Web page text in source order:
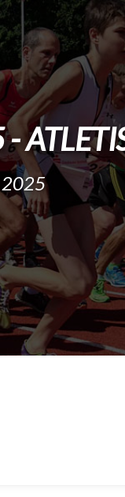
2025